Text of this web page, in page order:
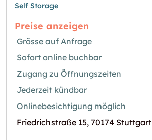
Self Storage
Preise anzeigen
Grösse auf Anfrage
Sofort online buchbar
Zugang zu Öffnungszeiten
Jederzeit kündbar
Onlinebesichtigung möglich
Friedrichstraße 15, 70174 Stuttgart